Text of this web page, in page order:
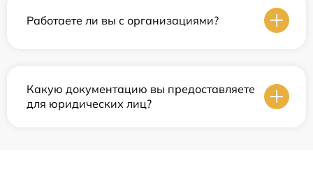
Работаете ли вы с организациями?
Какую документацию вы предоставляете
для юридических лиц?